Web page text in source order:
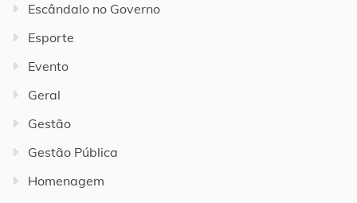
Escândalo no Governo
Esporte
Evento
Geral
Gestão
Gestão Pública
Homenagem